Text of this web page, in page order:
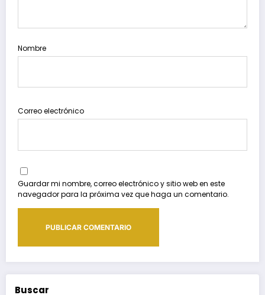
Nombre
Correo electrónico
Guardar mi nombre, correo electrónico y sitio web en este
navegador para la próxima vez que haga un comentario.
Buscar